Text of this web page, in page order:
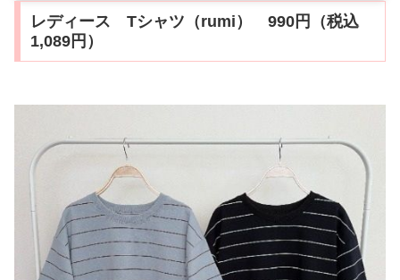
レディース Tシャツ（rumi） 990円（税込
1,089円）